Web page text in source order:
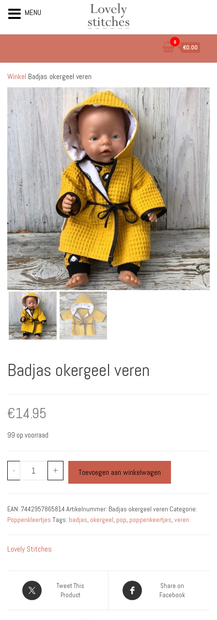
de
inhoud
0
€0.00
Winkel Badjas okergeel veren
Badjas okergeel veren
€14.95
99 op voorraad
-
Badjas
okergeel
+ Toevoegen aan winkelwagen
EAN: 7442957865814 Artikelnummer: Badjas okergeel veren Categorie:
Poppenkleertjes Tags: badjas okergeel pop poppenkeertjes veren
Lovely Stitches
Tweet This
Product
Share on
Facebook
MENU